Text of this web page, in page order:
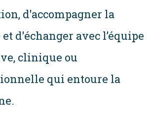
d'accompagner la
d'échanger avec l’équipe
clinique ou
qui entoure la